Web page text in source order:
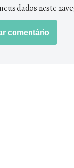
dados neste